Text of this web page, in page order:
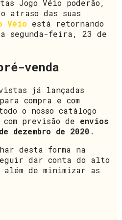
Jogo Véio poderão,
das suas
Véio está retornando
segunda-feira, 23 de
venda
já lançadas
compra e com
o nosso catálogo
previsão de envios
de 2020 .
desta forma na
dar conta do alto
além de minimizar as